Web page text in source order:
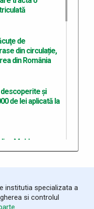
de
din circulație,
din România
și
de lei aplicată la
Moldova
pentru
cu
Măsuri pentru
institutia specializata a
si controlul